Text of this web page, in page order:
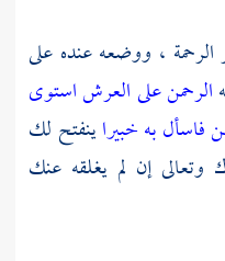
، ووضعه عنده على
الرحمن على العرش استوى
فاسأل به خبيراينفتح لك
إن لم يغلقه عنك